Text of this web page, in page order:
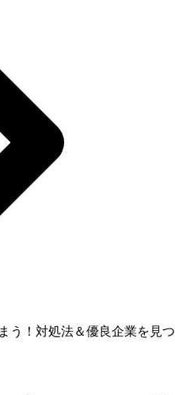
う！対処法＆優良企業を見つ